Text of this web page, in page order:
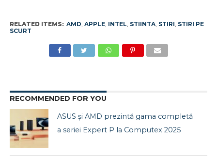
RELATED ITEMS: AMD, APPLE, INTEL, STIINTA, STIRI, STIRI PE
SCURT
RECOMMENDED FOR YOU
ASUS și AMD prezintă gama completă
a seriei Expert P la Computex 2025